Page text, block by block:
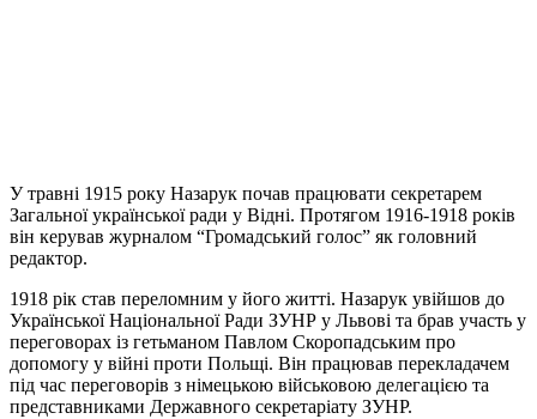
У травні 1915 року Назарук почав працювати секретарем
Загальної української ради у Відні. Протягом 1916-1918 років
він керував журналом “Громадський голос” як головний
редактор.
1918 рік став переломним у його житті. Назарук увійшов до
Української Національної Ради ЗУНР у Львові та брав участь у
переговорах із гетьманом Павлом Скоропадським про
допомогу у війні проти Польщі. Він працював перекладачем
під час переговорів з німецькою військовою делегацією та
представниками Державного секретаріату ЗУНР.